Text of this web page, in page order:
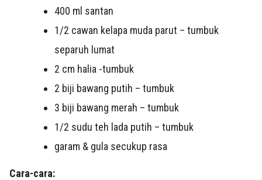
400 ml santan
1/2 cawan kelapa muda parut – tumbuk
separuh lumat
2 cm halia -tumbuk
2 biji bawang putih – tumbuk
3 biji bawang merah – tumbuk
1/2 sudu teh lada putih – tumbuk
garam & gula secukup rasa
Cara-cara: